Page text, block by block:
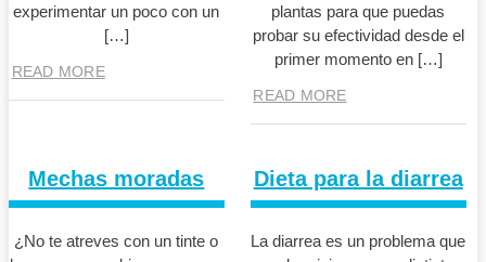
experimentar un poco con un
[…]
READ MORE
plantas para que puedas
probar su efectividad desde el
primer momento en […]
READ MORE
Mechas moradas
¿No te atreves con un tinte o
Dieta para la diarrea
La diarrea es un problema que